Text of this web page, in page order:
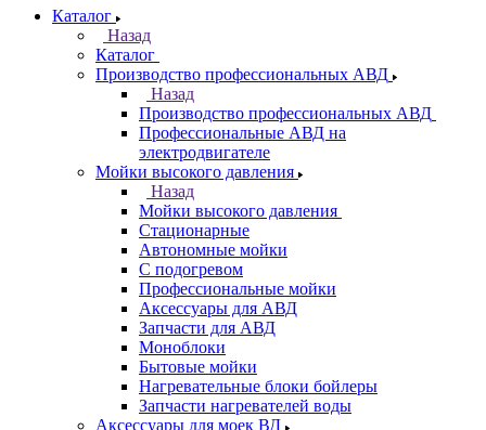
Каталог
Назад
Каталог
Производство профессиональных АВД
Назад
Производство профессиональных АВД
Профессиональные АВД на
электродвигателе
Мойки высокого давления
Назад
Мойки высокого давления
Стационарные
Автономные мойки
С подогревом
Профессиональные мойки
Аксессуары для АВД
Запчасти для АВД
Моноблоки
Бытовые мойки
Нагревательные блоки бойлеры
Запчасти нагревателей воды
Аксессуары для моек ВД